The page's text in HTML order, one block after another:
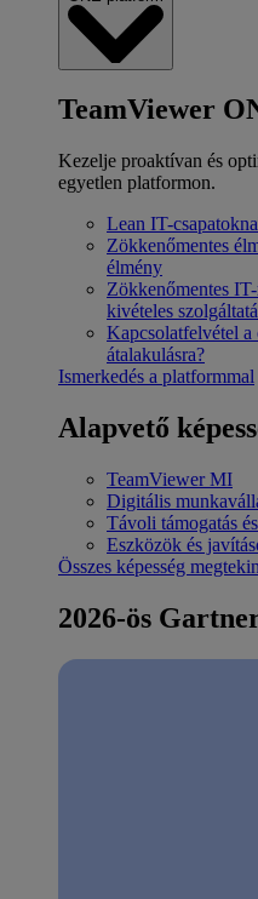
TeamViewer
Kezelje proaktívan és
egyetlen platformon.
Lean IT-
Zökkenőmentes
élmény
Zökkenőmentes
kivételes
Kapcsolatfelvétel a
átalakulásra?
Ismerkedés a platformmal
Alapvető
TeamViewer MI
Digitális
Távoli támogatás
Eszközök és
Összes képesség
2026-ös